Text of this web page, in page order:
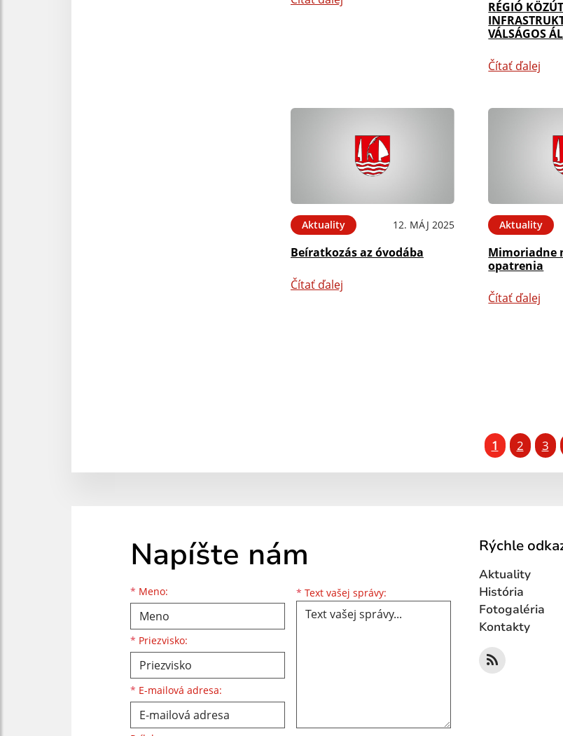
RÉGIÓ
VÁLSÁGOS
Čítať ďalej
Aktuality 12. MÁJ 2025
Beíratkozás az óvodába
Čítať ďalej
Aktuality
Mimoriadne
opatrenia
Čítať ďalej
1 2 3
Napíšte nám
* Meno:
Meno
* Priezvisko:
Priezvisko
* E-mailová adresa:
E-mailová adresa * Text vašej správy: Text vašej správy...
Rýchle
Aktuality
História
Fotogaléria
Kontakty